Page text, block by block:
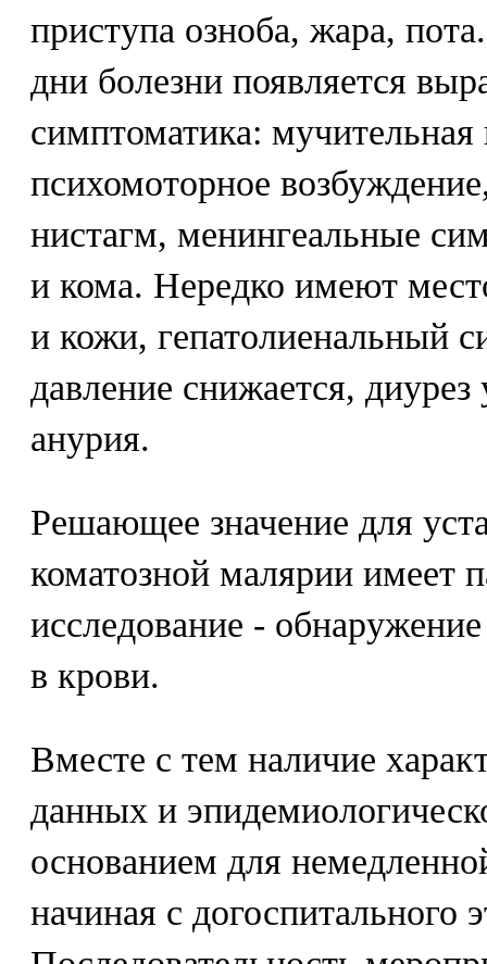
приступа озноба, жара,
дни болезни появляется
симптоматика: мучительная
психомоторное
нистагм, менингеальные
и кома. Нередко имеют
и кожи, гепатолиенальный
давление снижается,
анурия.
Решающее значение для
коматозной малярии имеет
исследование -
в крови.
Вместе с тем наличие
данных и
основанием для
начиная с догоспитального